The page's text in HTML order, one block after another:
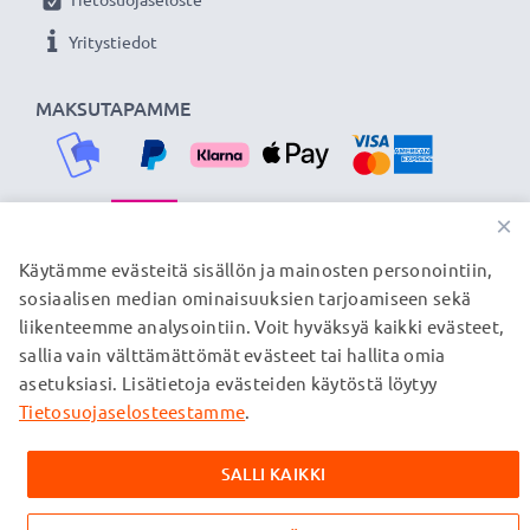
siksi tarjoamme 36 kuukauden takuun!
MAKSUTAPAMME
Yritystiedot
TOIMITUSKUMPPANIMME
© subtel.fi 2026
Kaikki hinnat sisältävät arvonlisäveron, mutta ei
toimituskuluja. Kaikki sivuillamme mainitut tavaramerkit ovat
verkkosivuillamme ainoastaan tuotteitamme koskevan
×
Käytämme evästeitä sisällön ja mainosten personointiin,
sosiaalisen median ominaisuuksien tarjoamiseen sekä
liikenteemme analysointiin. Voit hyväksyä kaikki evästeet,
sallia vain välttämättömät evästeet tai hallita omia
asetuksiasi. Lisätietoja evästeiden käytöstä löytyy
Tietosuojaselosteestamme.
SALLI KAIKKI